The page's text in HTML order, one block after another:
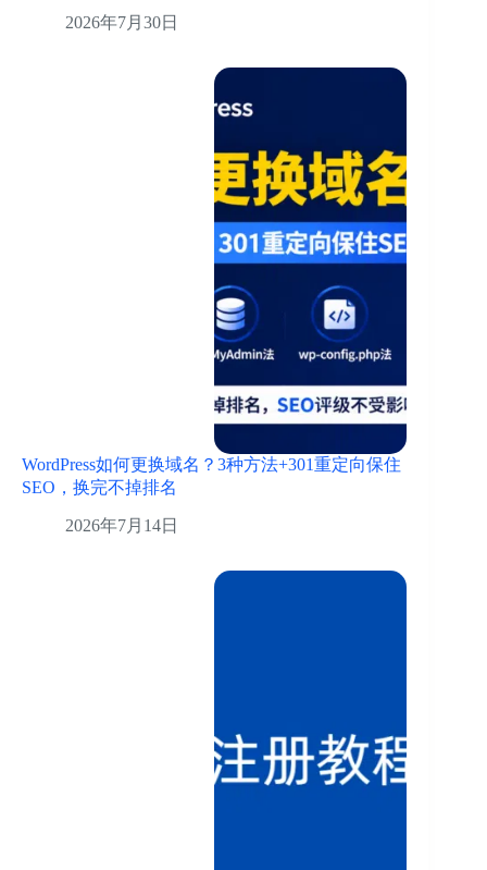
2026年7月30日
WordPress如何更换域名？3种方法+301重定向保住
SEO，换完不掉排名
2026年7月14日